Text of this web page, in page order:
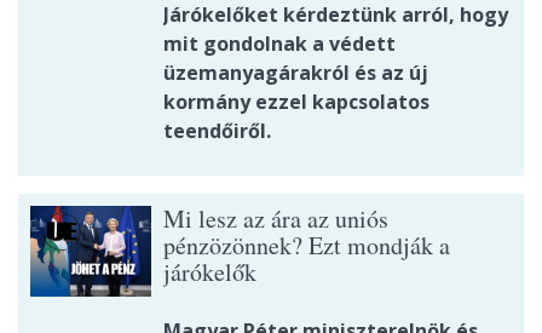
Járókelőket kérdeztünk arról, hogy
mit gondolnak a védett
üzemanyagárakról és az új
kormány ezzel kapcsolatos
teendőiről.
Mi lesz az ára az uniós
pénzözönnek? Ezt mondják a
járókelők